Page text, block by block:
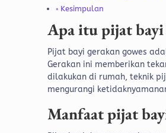
Kesimpulan
Apa itu pijat bayi
Pijat bayi gerakan gowes
Gerakan ini memberikan
dilakukan di rumah, teknik
mengurangi
Manfaat pijat